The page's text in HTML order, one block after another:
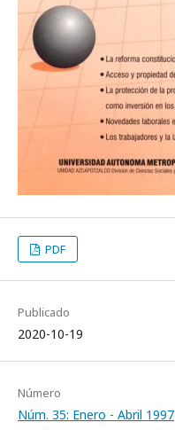
PDF
Publicado
2020-10-19
Número
Núm. 35: Enero - Abril 1997